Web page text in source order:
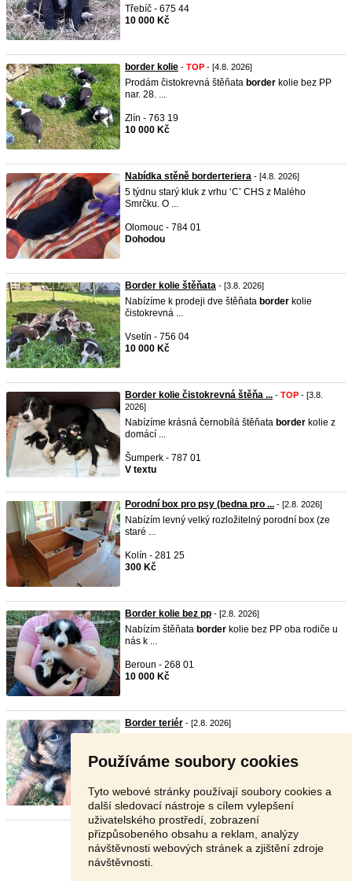
Používáme soubory cookies
Tyto webové stránky používají soubory cookies a
další sledovací nástroje s cílem vylepšení
uživatelského prostředí, zobrazení
přizpůsobeného obsahu a reklam, analýzy
návštěvnosti webových stránek a zjištění zdroje
návštěvnosti.
Třebíč - 675 44
10 000 Kč
border kolie - TOP - [4.8. 2026]
Prodám čistokrevná štěňata border kolie bez PP
nar. 28. ...
Zlín - 763 19
10 000 Kč
Nabídka stěně borderteriera - [4.8. 2026]
5 týdnu starý kluk z vrhu ‘C’ CHS z Malého
Smrčku. O ...
Olomouc - 784 01
Dohodou
Border kolie štěňata - [3.8. 2026]
Nabízíme k prodeji dve štěňata border kolie
čistokrevná ...
Vsetín - 756 04
10 000 Kč
Border kolie čistokrevná štěňa ... - TOP - [3.8.
2026]
Nabízíme krásná černobílá štěňata border kolie z
domácí ...
Šumperk - 787 01
V textu
Porodní box pro psy (bedna pro ... - [2.8. 2026]
Nabízím levný velký rozložitelný porodní box (ze
staré ...
Kolín - 281 25
300 Kč
Border kolie bez pp - [2.8. 2026]
Nabízím štěňata border kolie bez PP oba rodiče u
nás k ...
Beroun - 268 01
10 000 Kč
Border teriér - [2.8. 2026]
Dohodou
Stránka: 1 2 3 Další